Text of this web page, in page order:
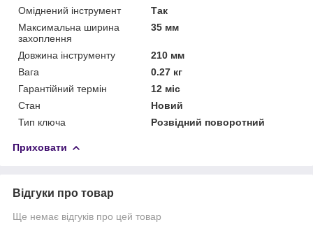
Оміднений інструмент
Так
Максимальна ширина
захоплення
35 мм
Довжина інструменту
210 мм
Вага
0.27 кг
Гарантійний термін
12 міс
Стан
Новий
Тип ключа
Розвідний поворотний
Приховати
Відгуки про товар
Ще немає відгуків про цей товар